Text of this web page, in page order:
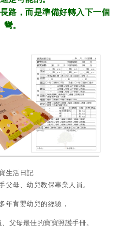
路，而是準備好轉入下一個
彎。
生活日記
父母、幼兒教保專業人員。
年育嬰幼兒的經驗，
父母最佳的寶寶照護手冊。